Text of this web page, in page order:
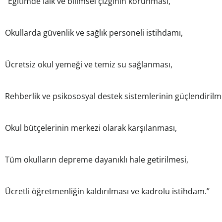
Okullarda güvenlik ve sağlık personeli istihdamı,
Ücretsiz okul yemeği ve temiz su sağlanması,
Rehberlik ve psikososyal destek sistemlerinin
Okul bütçelerinin merkezi olarak karşılanması,
Tüm okulların depreme dayanıklı hale getirilmesi,
Ücretli öğretmenliğin kaldırılması ve kadrolu istihdam.”